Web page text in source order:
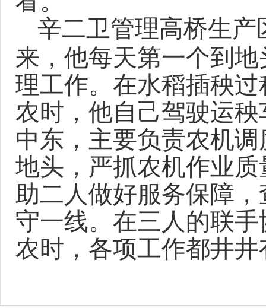
辛二卫管理高桥生产
来，他每天第一个到
理工作。在水稻插秧
农时，他自己驾驶运
中东，主要负责农机
地头，严抓农机作业
助二人做好服务保障
守一线。在三人的联
农时，各项工作都井